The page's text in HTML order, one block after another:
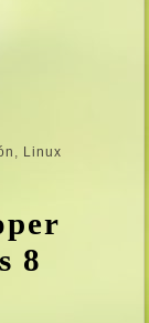
Linux
8